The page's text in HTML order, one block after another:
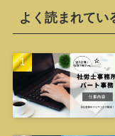
よく読まれてい